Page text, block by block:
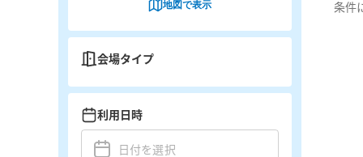
条件
地図で表示
会場タイプ
利用日時